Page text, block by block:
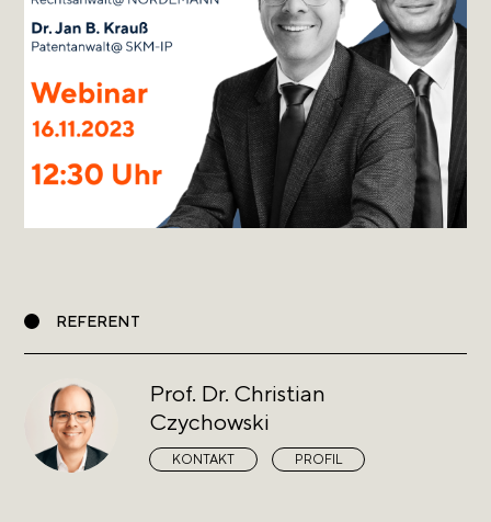
REFERENT
Prof. Dr. Christian
Czychowski
KONTAKT PROFIL